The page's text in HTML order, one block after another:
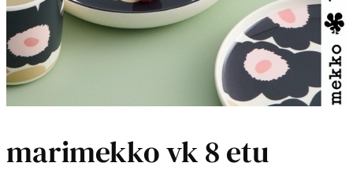
marimekko vk 8 etu